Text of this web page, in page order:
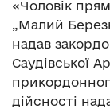
«Чоловік
„Малий
надав
Саудівської
дійсності